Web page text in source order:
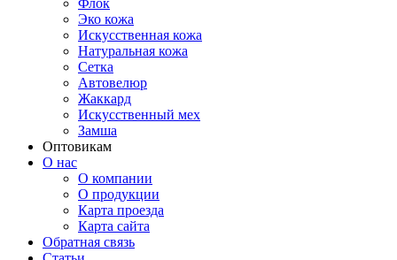
Флок
Эко кожа
Искусственная кожа
Натуральная кожа
Сетка
Автовелюр
Жаккард
Искусственный мех
Замша
Оптовикам
О нас
О компании
О продукции
Карта проезда
Карта сайта
Обратная связь